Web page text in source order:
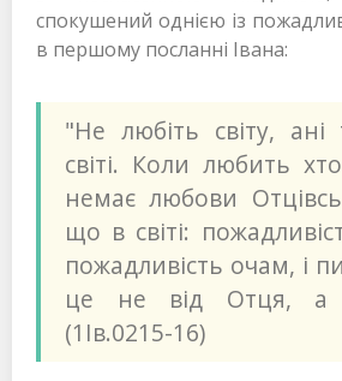
спокушений однією із
в першому посланні Івана:
"Не любіть світу,
світі. Коли любить
немає любови
що в світі:
пожадливість очам, і
це не від Отця, а
(1Ів.0215-16)